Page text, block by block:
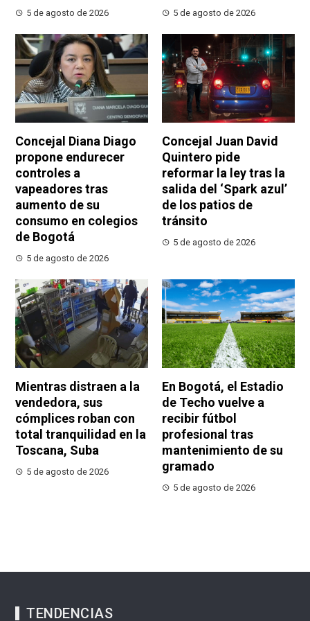
5 de agosto de 2026 5 de agosto de 2026
Concejal Diana Diago
propone endurecer
controles a
vapeadores tras
aumento de su
consumo en colegios
de Bogotá
5 de agosto de 2026
Concejal Juan David
Quintero pide
reformar la ley tras la
salida del ‘Spark azul’
de los patios de
tránsito
5 de agosto de 2026
Mientras distraen a la
vendedora, sus
cómplices roban con
total tranquilidad en la
Toscana, Suba
5 de agosto de 2026
En Bogotá, el Estadio
de Techo vuelve a
recibir fútbol
profesional tras
mantenimiento de su
gramado
5 de agosto de 2026
TENDENCIAS